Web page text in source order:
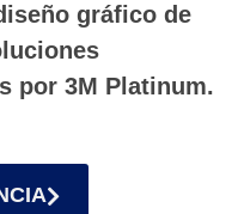
gráfico de
por 3M Platinum.